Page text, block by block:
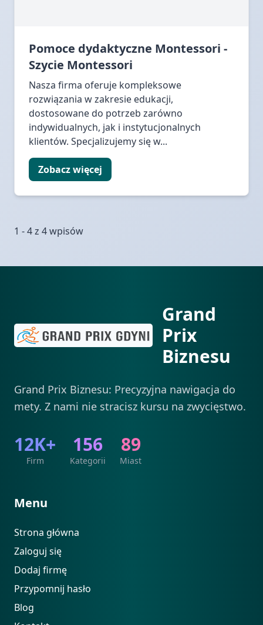
Pomoce dydaktyczne Montessori -
Szycie Montessori
Nasza firma oferuje kompleksowe
rozwiązania w zakresie edukacji,
dostosowane do potrzeb zarówno
indywidualnych, jak i instytucjonalnych
klientów. Specjalizujemy się w...
Zobacz więcej
1 - 4 z 4 wpisów
Grand
Prix
Biznesu
Grand Prix Biznesu: Precyzyjna nawigacja do
mety. Z nami nie stracisz kursu na zwycięstwo.
12K+
Firm
156
Kategorii
89
Miast
Menu
Strona główna
Zaloguj się
Dodaj firmę
Przypomnij hasło
Blog